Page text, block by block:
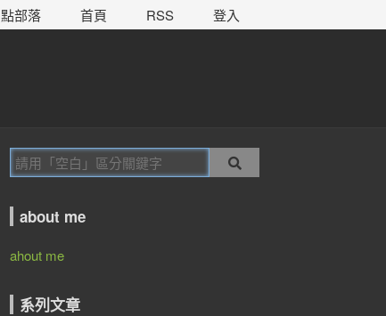
點部落 首頁 RSS 登入
about me
ahout me
系列文章